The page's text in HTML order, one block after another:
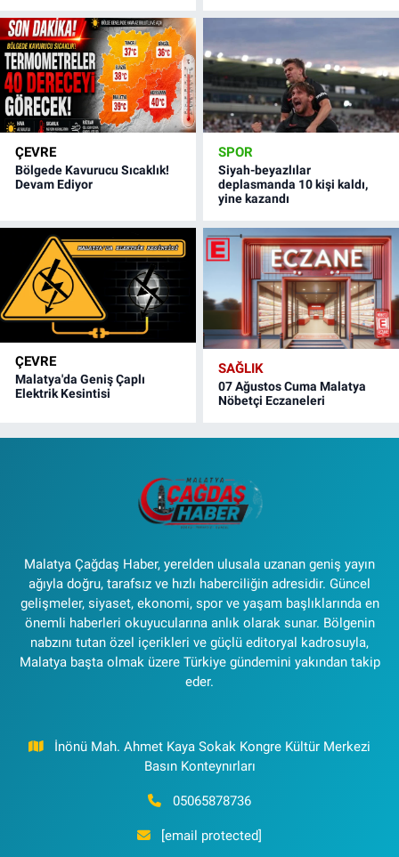
ÇEVRE
Bölgede Kavurucu Sıcaklık!
Devam Ediyor
SPOR
Siyah-beyazlılar
deplasmanda 10 kişi kaldı,
yine kazandı
ÇEVRE
Malatya'da Geniş Çaplı
Elektrik Kesintisi
SAĞLIK
07 Ağustos Cuma Malatya
Nöbetçi Eczaneleri
Malatya Çağdaş Haber, yerelden ulusala uzanan geniş yayın
ağıyla doğru, tarafsız ve hızlı haberciliğin adresidir. Güncel
gelişmeler, siyaset, ekonomi, spor ve yaşam başlıklarında en
önemli haberleri okuyucularına anlık olarak sunar. Bölgenin
nabzını tutan özel içerikleri ve güçlü editoryal kadrosuyla,
Malatya başta olmak üzere Türkiye gündemini yakından takip
eder.
İnönü Mah. Ahmet Kaya Sokak Kongre Kültür Merkezi
Basın Konteynırları
05065878736
[email protected]